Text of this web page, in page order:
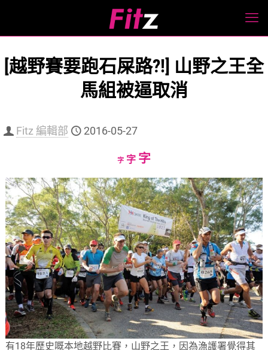
[越野賽要跑石屎路?!] 山野之王全
馬組被逼取消
Fitz 編輯部 2016-05-27
字Decrease
size.
字Reset
size.
字Increase
size.
有18年歷史嘅本地越野比賽，山野之王，因為漁護署覺得其